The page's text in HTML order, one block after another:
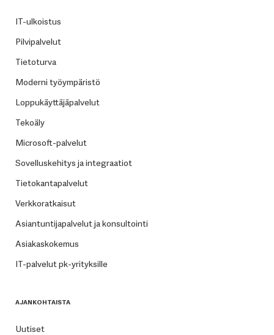
IT-ulkoistus
Pilvipalvelut
Tietoturva
Moderni työympäristö
Loppukäyttäjäpalvelut
Tekoäly
Microsoft-palvelut
Sovelluskehitys ja integraatiot
Tietokantapalvelut
Verkkoratkaisut
Asiantuntijapalvelut ja konsultointi
Asiakaskokemus
IT-palvelut pk-yrityksille
AJANKOHTAISTA
Uutiset